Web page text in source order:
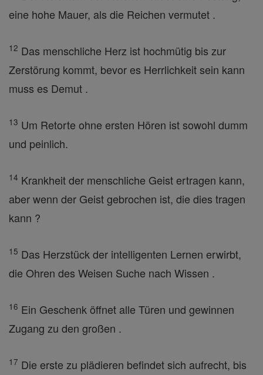
eine hohe Mauer, als die Reichen vermutet .
12 Das menschliche Herz ist hochmütig bis zur
Zerstörung kommt, bevor es Herrlichkeit sein kann
muss es Demut .
13 Um Retorte ohne ersten Hören ist sowohl dumm
und peinlich.
14 Krankheit der menschliche Geist ertragen kann,
aber wenn der Geist gebrochen ist, die dies tragen
kann ?
15 Das Herzstück der intelligenten Lernen erwirbt,
die Ohren des Weisen Suche nach Wissen .
16 Ein Geschenk öffnet alle Türen und gewinnen
Zugang zu den großen .
17 Die erste zu plädieren befindet sich aufrecht, bis